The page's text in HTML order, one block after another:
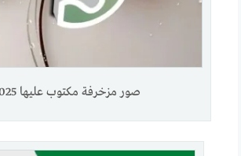
صور مزخرفة مكتوب عليها 2025.